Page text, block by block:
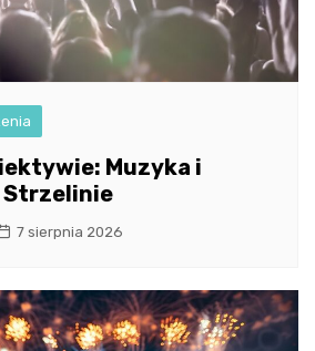
Muzyka i
Strzelinie
7 sierpnia 2026